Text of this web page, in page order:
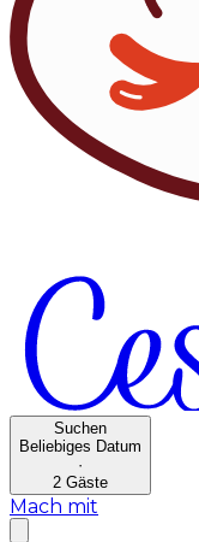
Suchen
Beliebiges Datum
·
2 Gäste
Mach mit